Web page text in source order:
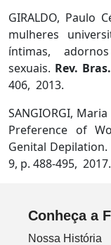
GIRALDO, Paulo
mulheres
íntimas,
sexuais. Rev.
406, 2013.
SANGIORGI,
Preference of
Genital Depilation.
9, p. 488-495, 2017.
Conheça a
Nossa História